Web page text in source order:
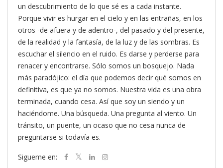
un descubrimiento de lo que sé es a cada instante.
Porque vivir es hurgar en el cielo y en las entrañas, en los
otros -de afuera y de adentro-, del pasado y del presente,
de la realidad y la fantasía, de la luz y de las sombras. Es
escuchar el silencio en el ruido. Es darse y perderse para
renacer y encontrarse. Sólo somos un bosquejo. Nada
más paradójico: el día que podemos decir qué somos en
definitiva, es que ya no somos. Nuestra vida es una obra
terminada, cuando cesa. Así que soy un siendo y un
haciéndome. Una búsqueda. Una pregunta al viento. Un
tránsito, un puente, un ocaso que no cesa nunca de
preguntarse si todavía es.
Sigueme en: